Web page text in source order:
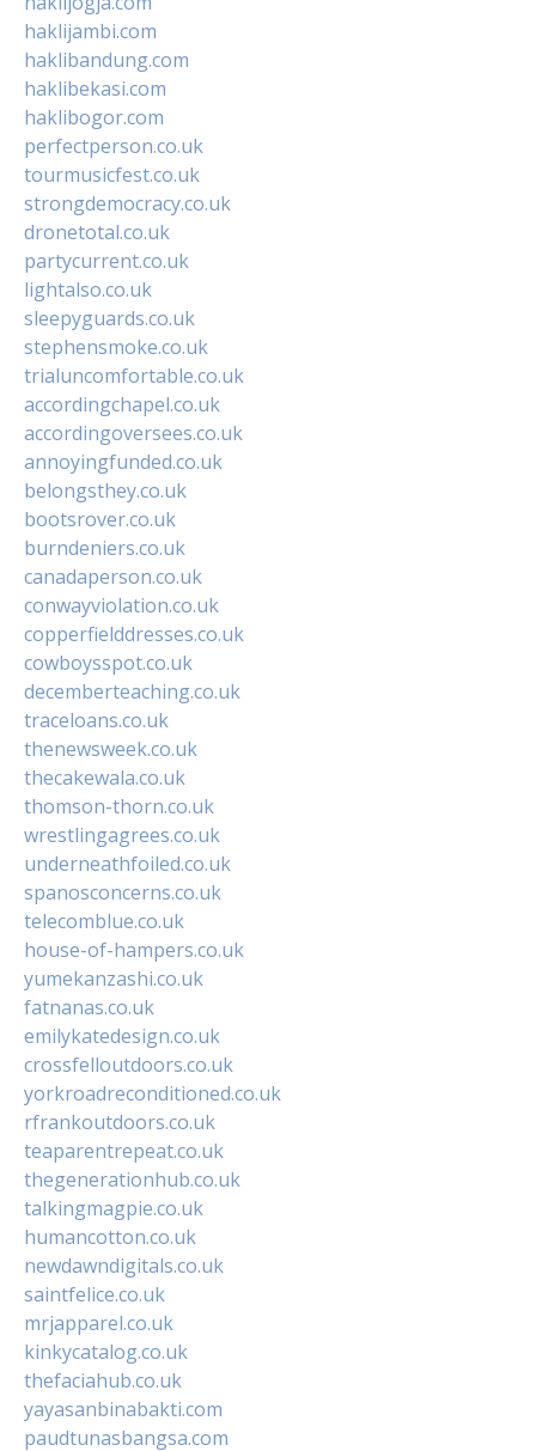
haklijambi.com
haklibandung.com
haklibekasi.com
haklibogor.com
perfectperson.co.uk
tourmusicfest.co.uk
strongdemocracy.co.uk
dronetotal.co.uk
partycurrent.co.uk
lightalso.co.uk
sleepyguards.co.uk
stephensmoke.co.uk
trialuncomfortable.co.uk
accordingchapel.co.uk
accordingoversees.co.uk
annoyingfunded.co.uk
belongsthey.co.uk
bootsrover.co.uk
burndeniers.co.uk
canadaperson.co.uk
conwayviolation.co.uk
copperfielddresses.co.uk
cowboysspot.co.uk
decemberteaching.co.uk
traceloans.co.uk
thenewsweek.co.uk
thecakewala.co.uk
thomson-thorn.co.uk
wrestlingagrees.co.uk
underneathfoiled.co.uk
spanosconcerns.co.uk
telecomblue.co.uk
house-of-hampers.co.uk
yumekanzashi.co.uk
fatnanas.co.uk
emilykatedesign.co.uk
crossfelloutdoors.co.uk
yorkroadreconditioned.co.uk
rfrankoutdoors.co.uk
teaparentrepeat.co.uk
thegenerationhub.co.uk
talkingmagpie.co.uk
humancotton.co.uk
newdawndigitals.co.uk
saintfelice.co.uk
mrjapparel.co.uk
kinkycatalog.co.uk
thefaciahub.co.uk
yayasanbinabakti.com
paudtunasbangsa.com